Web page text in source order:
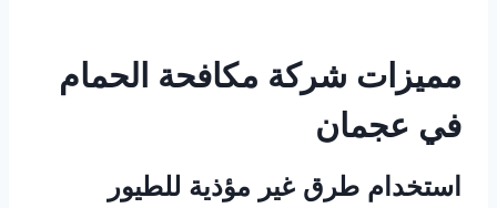
مميزات شركة مكافحة الحمام
في عجمان
استخدام طرق غير مؤذية للطيور